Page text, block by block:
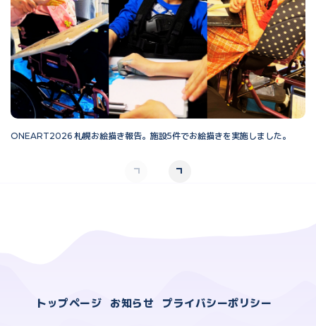
ONEART2026 札幌お絵描き報告。施設5件でお絵描きを実施しました。
トップページ お知らせ プライバシーポリシー